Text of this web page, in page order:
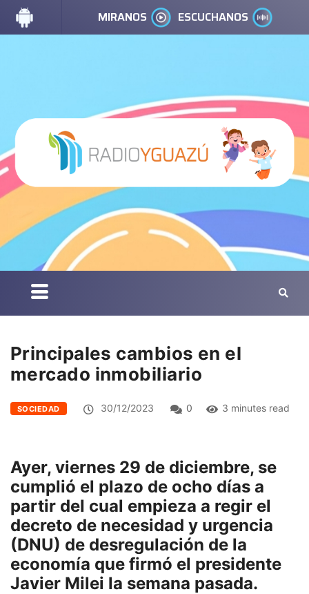
MIRANOS ESCUCHANOS
Principales cambios en el
mercado inmobiliario
SOCIEDAD 30/12/2023 0 3 minutes read
Ayer, viernes 29 de diciembre, se
cumplió el plazo de ocho días a
partir del cual empieza a regir el
decreto de necesidad y urgencia
(DNU) de desregulación de la
economía que firmó el presidente
Javier Milei la semana pasada.